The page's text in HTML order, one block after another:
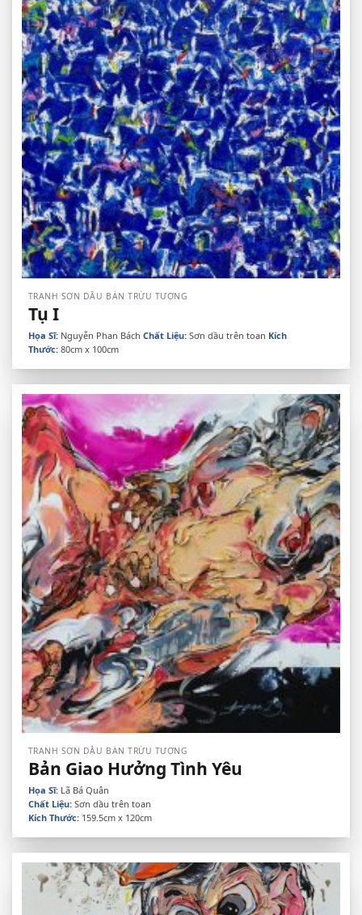
TRANH SƠN DẦU BÁN TRỪU TƯỢNG
Tụ I
Họa Sĩ: Nguyễn Phan Bách Chất Liệu: Sơn dầu trên toan Kích
Thước: 80cm x 100cm
TRANH SƠN DẦU BÁN TRỪU TƯỢNG
Bản Giao Hưởng Tình Yêu
Họa Sĩ:Lã Bá Quân
Chất Liệu:Sơn dầu trên toan
Kích Thước:159.5cm x 120cm